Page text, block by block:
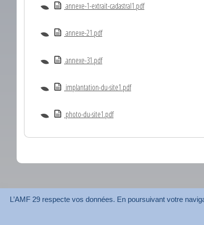
annexe-1-extrait-cadastral1.pdf
annexe-21.pdf
annexe-31.pdf
implantation-du-site1.pdf
photo-du-site1.pdf
L’AMF 29 respecte vos données. En poursuivant votre